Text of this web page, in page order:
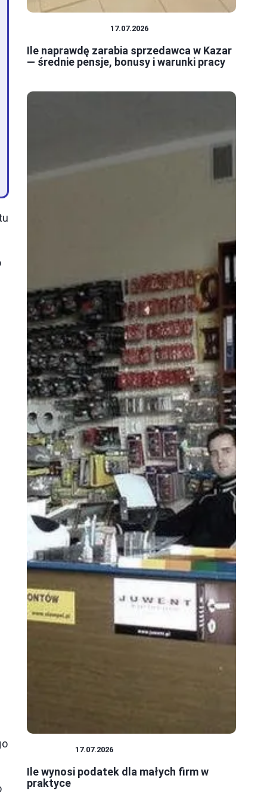
17.07.2026
Ile naprawdę zarabia sprzedawca w Kazar
— średnie pensje, bonusy i warunki pracy
17.07.2026
Ile wynosi podatek dla małych firm w
praktyce